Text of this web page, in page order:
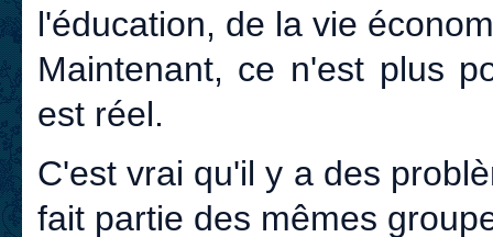
l'éducation, de la vie
Maintenant, ce n'est plus
est réel.
C'est vrai qu'il y a des
fait partie des mêmes